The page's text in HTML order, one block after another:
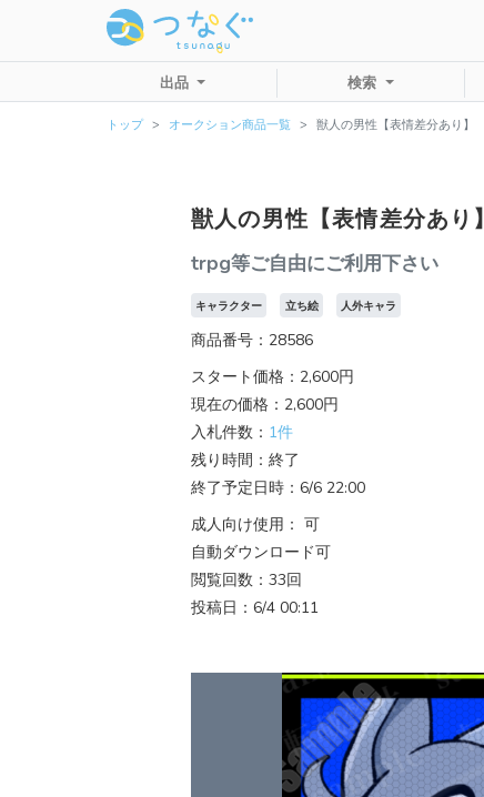
出品 検索
トップ オークション商品一覧 獣人の男性【表情差分あり】
獣人の男性【表情差分あり】
trpg等ご自由にご利用下さい
キャラクター 立ち絵 人外キャラ
商品番号：28586
スタート価格：2,600円
現在の価格：2,600円
入札件数： 1件
残り時間：終了
終了予定日時：6/6 22:00
成人向け使用： 可
自動ダウンロード可
閲覧回数：33回
投稿日：6/4 00:11